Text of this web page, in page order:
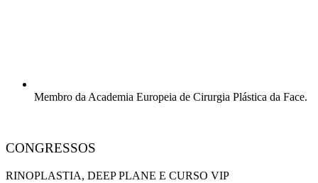
Membro da Academia Europeia de Cirurgia Plástica da Face.
CONGRESSOS
RINOPLASTIA, DEEP PLANE E CURSO VIP